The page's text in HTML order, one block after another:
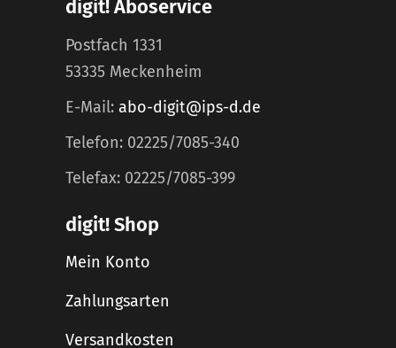
digit! Aboservice
Postfach 1331
53335 Meckenheim
E-Mail: abo-digit@ips-d.de
Telefon: 02225/7085-340
Telefax: 02225/7085-399
digit! Shop
Mein Konto
Zahlungsarten
Versandkosten